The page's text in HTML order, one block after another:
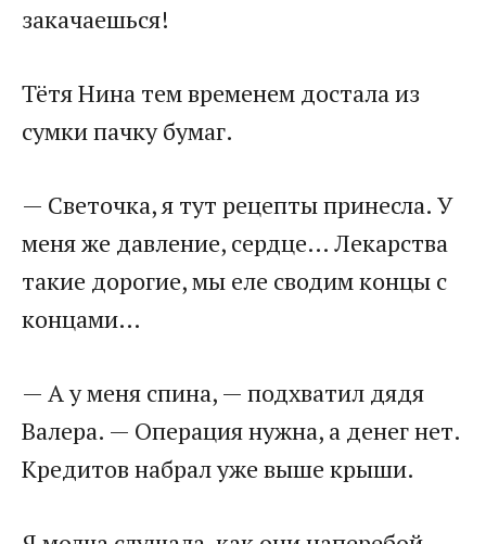
закачаешься!
Тётя Нина тем временем достала из
сумки пачку бумаг.
— Светочка, я тут рецепты принесла. У
меня же давление, сердце… Лекарства
такие дорогие, мы еле сводим концы с
концами…
— А у меня спина, — подхватил дядя
Валера. — Операция нужна, а денег нет.
Кредитов набрал уже выше крыши.